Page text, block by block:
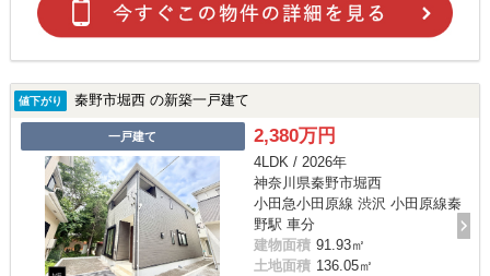
値下がり 秦野市堀西 の新築一戸建て
一戸建て 2,380万円
4LDK / 2026年
神奈川県秦野市堀西
小田急小田原線 渋沢 小田原線秦
野駅 車分
建物面積 91.93㎡
土地面積 136.05㎡